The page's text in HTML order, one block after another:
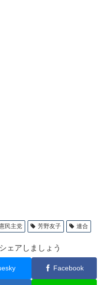
民主党 芳野友子 連合
ェアしましょう
Facebook